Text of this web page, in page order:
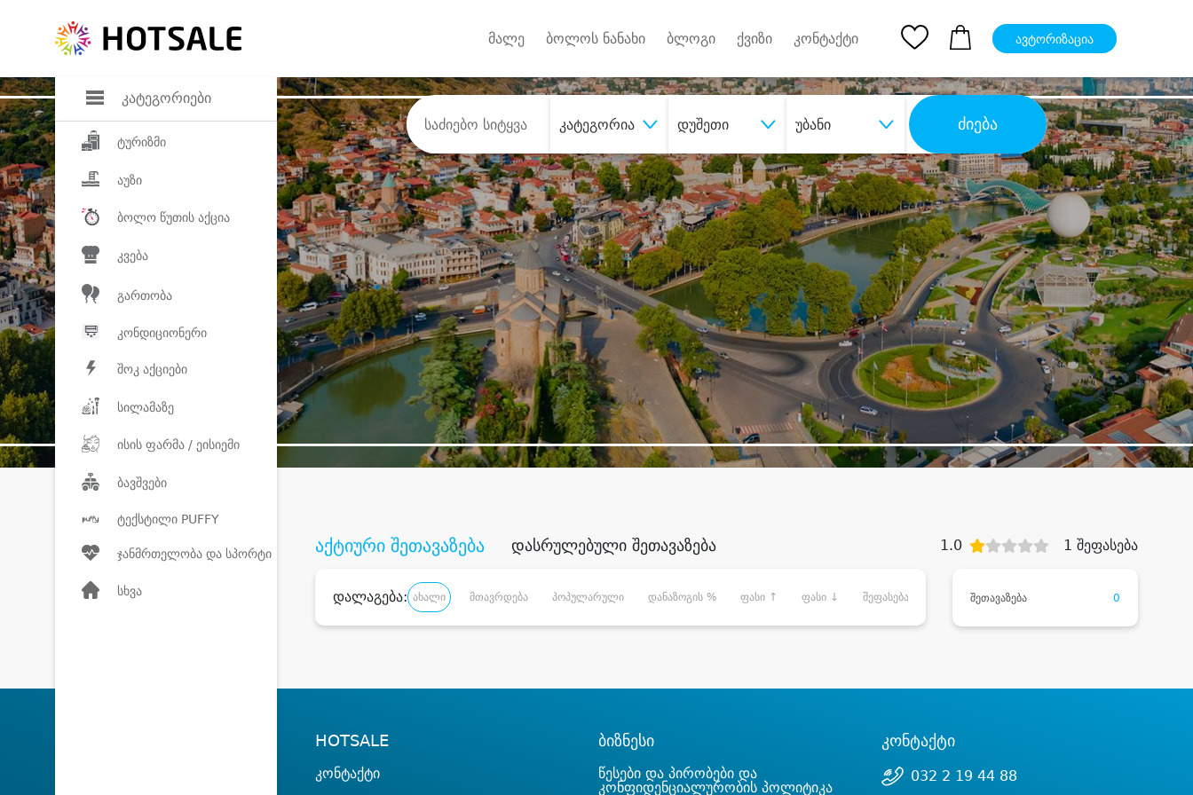
კატეგორიები
ტურიზმი
აუზი
ბოლო წუთის აქცია
კვება
გართობა
კონდიციონერი
შოკ აქციები
სილამაზე
ისის ფარმა / ეისიემი
ბავშვები
ტექსტილი PUFFY
ჯანმრთელობა და სპორტი
სხვა
მალე ბოლოს ნანახი ბლოგი ქვიზი კონტაქტი ავტორიზაცია
კატეგორია დუშეთი უბანი ძიება
შეიძინესასურველი მომსახურებადიდი დანაზოგით
აქტიური შეთავაზება დასრულებული შეთავაზება 1.0 1 შეფასება
დალაგება: ახალი მთავრდება პოპულარული დანაზოგის % ფასი ↑ ფასი ↓ შეფასება შეთავაზება 0
HOTSALE
კონტაქტი
ბიზნესი
წესები და პირობები და
კონფიდენციალურობის პოლიტიკა
კონტაქტი
032 2 19 44 88